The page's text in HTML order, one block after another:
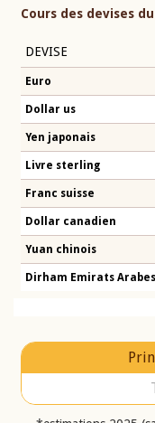
Cours des devises
DEVISE
Euro
Dollar us
Yen japonais
Livre sterling
Franc suisse
Dollar canadien
Yuan chinois
Dirham Emirats